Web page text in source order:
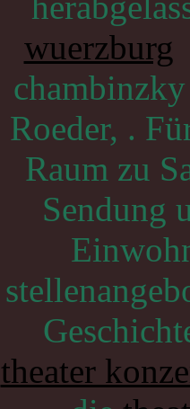
wuerzburg
Roeder, .
Raum zu
Sendung
theater